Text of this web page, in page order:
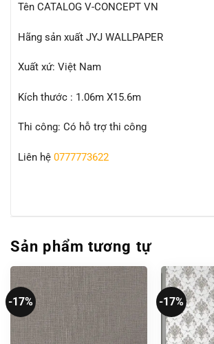
Tên CATALOG V-CONCEPT VN
Hãng sản xuất JYJ WALLPAPER
Xuất xứ: Việt Nam
Kích thước : 1.06m X15.6m
Thi công: Có hỗ trợ thi công
Liên hệ 0777773622
Sản phẩm tương tự
-17% -17%